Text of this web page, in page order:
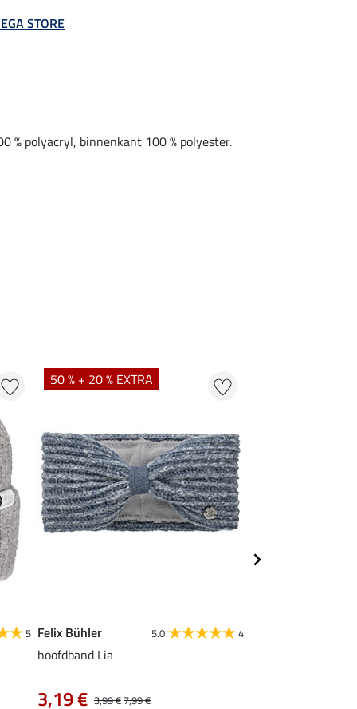
STORE
% polyacryl, binnenkant 100 % polyester.
5
50 % + 20 % EXTRA
Felix Bühler 5.0 4
hoofdband Lia
3,99 €7,99 €
3,19 €